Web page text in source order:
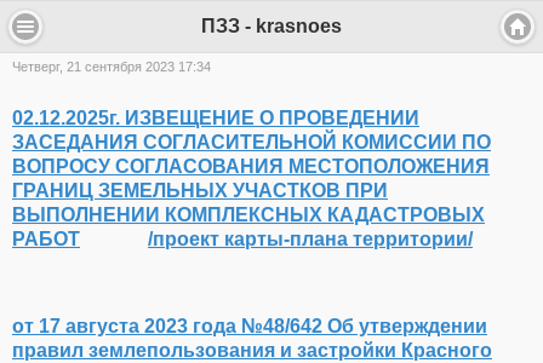
ПЗЗ - krasnoes
Четверг, 21 сентября 2023 17:34
02.12.2025г. ИЗВЕЩЕНИЕ О ПРОВЕДЕНИИ
ЗАСЕДАНИЯ СОГЛАСИТЕЛЬНОЙ КОМИССИИ ПО
ВОПРОСУ СОГЛАСОВАНИЯ МЕСТОПОЛОЖЕНИЯ
ГРАНИЦ ЗЕМЕЛЬНЫХ УЧАСТКОВ ПРИ
ВЫПОЛНЕНИИ КОМПЛЕКСНЫХ КАДАСТРОВЫХ
РАБОТ
/проект карты-плана территории/
от 17 августа 2023 года №48/642 Об утверждении
правил землепользования и застройки Красного